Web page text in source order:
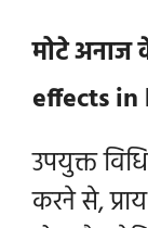
मोटे
effects
उपयुक्त
करने से,